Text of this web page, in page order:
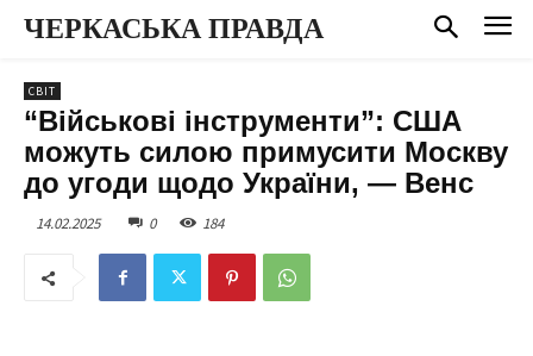
ЧЕРКАСЬКА ПРАВДА
СВІТ
“Військові інструменти”: США
можуть силою примусити Москву
до угоди щодо України, — Венс
14.02.2025 0 184